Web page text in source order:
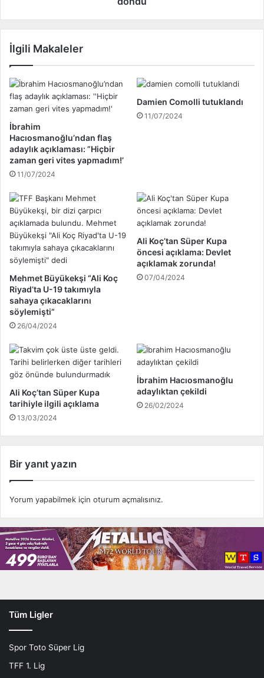
ı
n
B
u
r
s
a
s
p
r
B
a
ş
k
a
ı
İ
r
h
i
m
Y
a
z
ı
ı
e
s
m
o
l
d
u
d
a
n
s
o
n
r
a
a
y
s
e
r
i
p
r
'
d
ö
n
ü
İlgili Makaleler
İbrahim
Hacıosmanoğlu’ndan flaş
adaylık açıklaması: ”Hiçbir
zaman geri vites yapmadım!’
11/07/2024
Damien Comolli tutuklandı
11/07/2024
Mehmet Büyükekşi “Ali Koç
Riyad’ta U-19 takımıyla
sahaya çıkacaklarını
söylemişti”
26/04/2024
Ali Koç’tan Süper Kupa
öncesi açıklama: Devlet
açıklamak zorunda!
07/04/2024
Ali Koç’tan Süper Kupa
tarihiyle ilgili açıklama
13/03/2024
İbrahim Hacıosmanoğlu
adaylıktan çekildi
26/02/2024
Bir yanıt yazın
Yorum yapabilmek için oturum açmalısınız.
Tüm Ligler
Spor Toto Süper Lig
TFF 1. Lig